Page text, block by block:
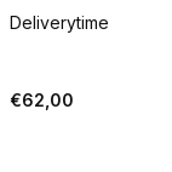
Deliverytime
€62,00